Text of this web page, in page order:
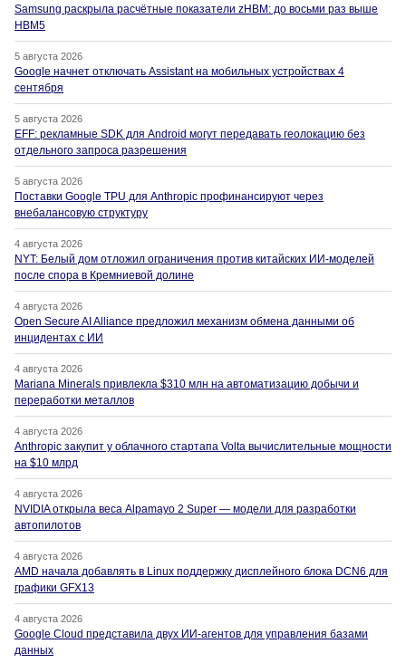
Samsung раскрыла расчётные показатели zHBM: до восьми раз выше
HBM5
5 августа 2026
Google начнет отключать Assistant на мобильных устройствах 4
сентября
5 августа 2026
EFF: рекламные SDK для Android могут передавать геолокацию без
отдельного запроса разрешения
5 августа 2026
Поставки Google TPU для Anthropic профинансируют через
внебалансовую структуру
4 августа 2026
NYT: Белый дом отложил ограничения против китайских ИИ-моделей
после спора в Кремниевой долине
4 августа 2026
Open Secure AI Alliance предложил механизм обмена данными об
инцидентах с ИИ
4 августа 2026
Mariana Minerals привлекла $310 млн на автоматизацию добычи и
переработки металлов
4 августа 2026
Anthropic закупит у облачного стартапа Volta вычислительные мощности
на $10 млрд
4 августа 2026
NVIDIA открыла веса Alpamayo 2 Super — модели для разработки
автопилотов
4 августа 2026
AMD начала добавлять в Linux поддержку дисплейного блока DCN6 для
графики GFX13
4 августа 2026
Google Cloud представила двух ИИ-агентов для управления базами
данных